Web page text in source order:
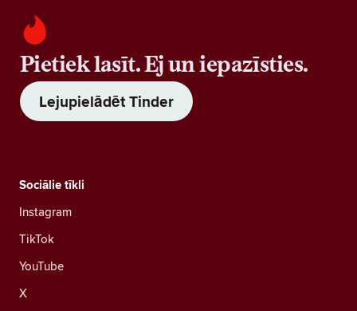
Pietiek lasīt. Ej un iepazīsties.
Lejupielādēt Tinder
Sociālie tīkli
Instagram
TikTok
YouTube
X